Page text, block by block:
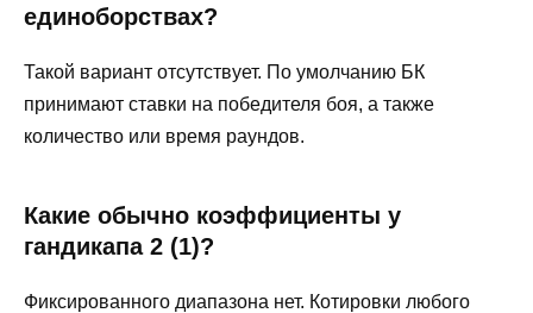
единоборствах?
Такой вариант отсутствует. По умолчанию БК
принимают ставки на победителя боя, а также
количество или время раундов.
Какие обычно коэффициенты у
гандикапа 2 (1)?
Фиксированного диапазона нет. Котировки любого